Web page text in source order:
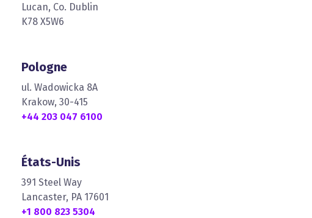
Lucan, Co. Dublin
K78 X5W6
Pologne
ul. Wadowicka 8A
Krakow, 30-415
+44 203 047 6100
États-Unis
391 Steel Way
Lancaster, PA 17601
+1 800 823 5304